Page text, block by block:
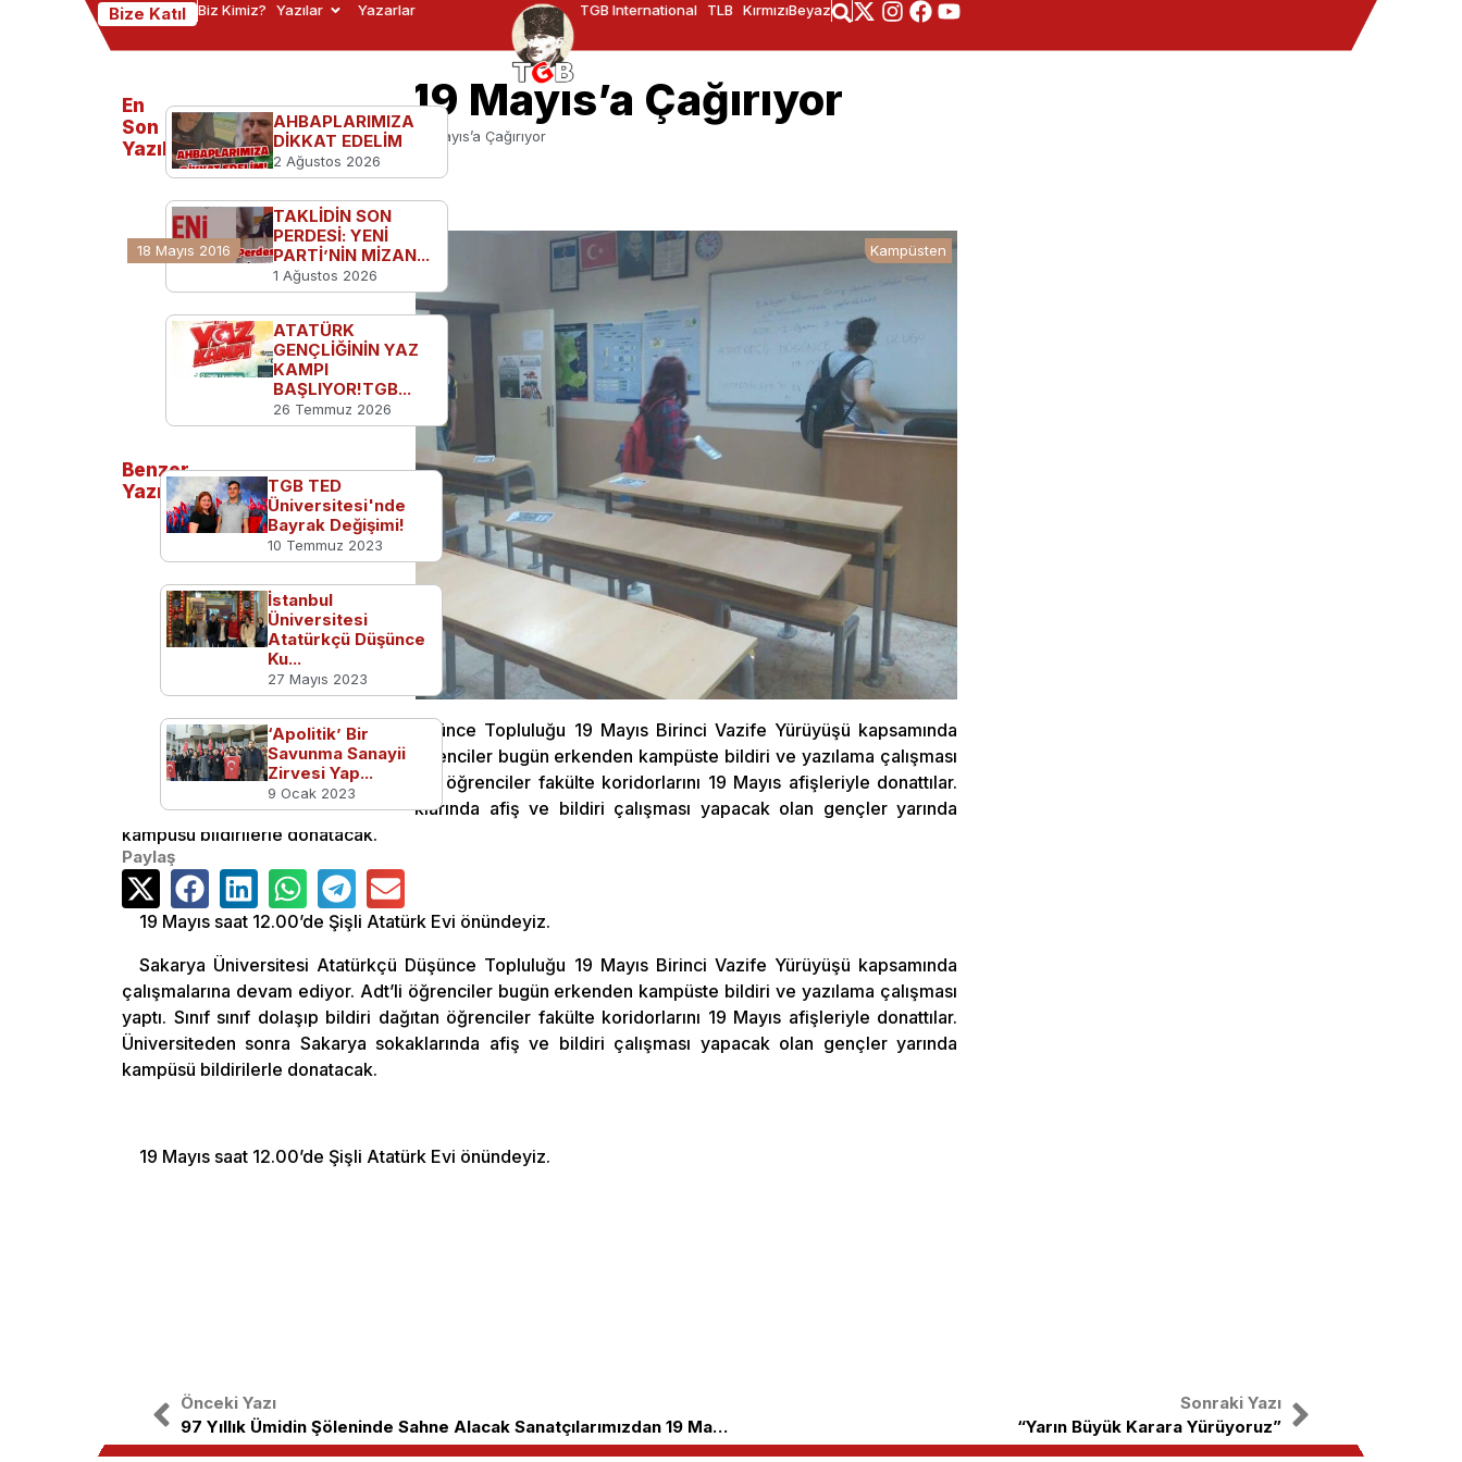
Bize Katıl Biz Kimiz? Yazılar Yazarlar TGB International TLB KırmızıBeyaz
Sakarya ADT 19 Mayıs’a Çağırıyor
Ana Sayfa Kampüsten Sakarya ADT 19 Mayıs’a Çağırıyor
18 Mayıs 2016 Kampüsten
Sakarya Üniversitesi Atatürkçü Düşünce Topluluğu 19 Mayıs Birinci Vazife Yürüyüşü kapsamında
çalışmalarına devam ediyor. Adt’li öğrenciler bugün erkenden kampüste bildiri ve yazılama çalışması
yaptı. Sınıf sınıf dolaşıp bildiri dağıtan öğrenciler fakülte koridorlarını 19 Mayıs afişleriyle donattılar.
Üniversiteden sonra Sakarya sokaklarında afiş ve bildiri çalışması yapacak olan gençler yarında
kampüsü bildirilerle donatacak.
19 Mayıs saat 12.00’de Şişli Atatürk Evi önündeyiz.
Sakarya Üniversitesi Atatürkçü Düşünce Topluluğu 19 Mayıs Birinci Vazife Yürüyüşü kapsamında
çalışmalarına devam ediyor. Adt’li öğrenciler bugün erkenden kampüste bildiri ve yazılama çalışması
yaptı. Sınıf sınıf dolaşıp bildiri dağıtan öğrenciler fakülte koridorlarını 19 Mayıs afişleriyle donattılar.
Üniversiteden sonra Sakarya sokaklarında afiş ve bildiri çalışması yapacak olan gençler yarında
kampüsü bildirilerle donatacak.
19 Mayıs saat 12.00’de Şişli Atatürk Evi önündeyiz.
En
Son
Yazılanlar
AHBAPLARIMIZA
DİKKAT EDELİM
2 Ağustos 2026
TAKLİDİN SON
PERDESİ: YENİ
PARTİ’NİN MİZAN...
1 Ağustos 2026
ATATÜRK
GENÇLİĞİNİN YAZ
KAMPI
BAŞLIYOR!TGB...
26 Temmuz 2026
Benzer
Yazılar
TGB TED
Üniversitesi'nde
Bayrak Değişimi!
10 Temmuz 2023
İstanbul
Üniversitesi
Atatürkçü Düşünce
Ku...
27 Mayıs 2023
‘Apolitik’ Bir
Savunma Sanayii
Zirvesi Yap...
9 Ocak 2023
Paylaş
Önceki Yazı
97 Yıllık Ümidin Şöleninde Sahne Alacak Sanatçılarımızdan 19 Mayıs Çağrısı!
Sonraki Yazı
“Yarın Büyük Karara Yürüyoruz”